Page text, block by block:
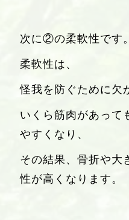
次に②の柔軟性です。
柔軟性は、
怪我を防ぐために欠
いくら筋肉があって
やすくなり、
その結果、骨折や大
性が高くなります。